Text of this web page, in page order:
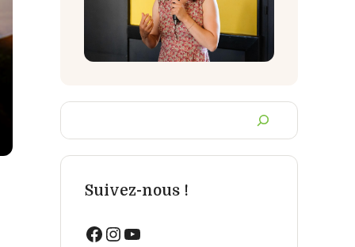
Chercher
un
Suivez-nous !
Facebook
Instagram
YouTube